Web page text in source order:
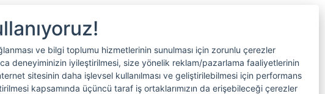
ve bilgi toplumu hizmetlerinin sunulması için zorunlu çerezler
deneyiminizin iyileştirilmesi, size yönelik reklam/pazarlama faaliyetlerinin
sitesinin daha işlevsel kullanılması ve geliştirilebilmesi için performans
kapsamında üçüncü taraf iş ortaklarımızın da erişebileceği çerezler